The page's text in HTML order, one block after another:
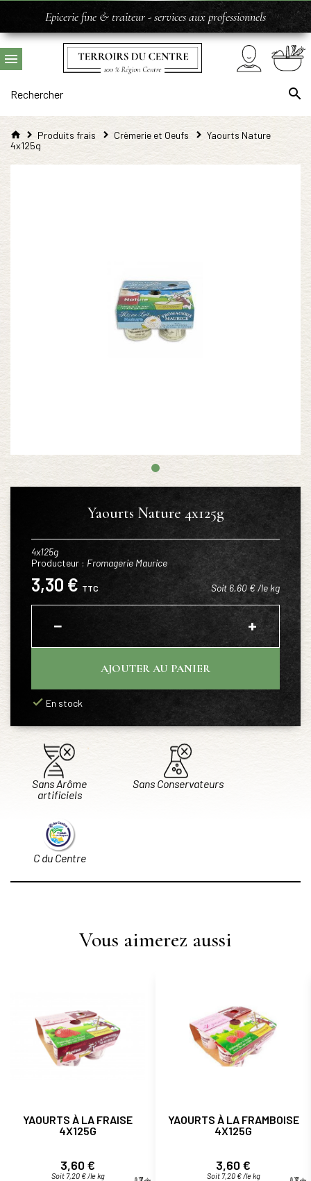
Epicerie fine & traiteur - services aux professionnels
Produits frais Crèmerie et Oeufs
Yaourts Nature
4x125g
Yaourts Nature 4x125g
4x125g
Producteur : Fromagerie Maurice
3,30 € TTC Soit 6,60 € /le kg
− +
AJOUTER AU PANIER
En stock
Sans Arôme
artificiels
Sans Conservateurs
C du Centre
Vous aimerez aussi
YAOURTS À LA FRAISE
4X125G
Prix
3,60 €
Soit 7,20 € /le kg
YAOURTS À LA FRAMBOISE
4X125G
Prix
3,60 €
Soit 7,20 € /le kg